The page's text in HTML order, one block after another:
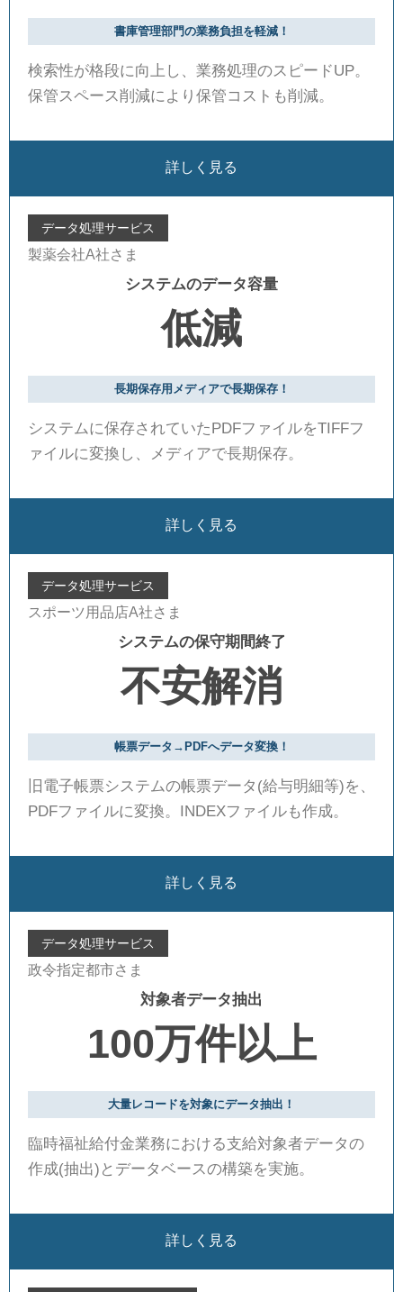
書庫管理部門の業務負担を軽減！
検索性が格段に向上し、業務処理のスピードUP。
保管スペース削減により保管コストも削減。
詳しく見る
データ処理サービス
製薬会社A社さま
システムのデータ容量
低減
長期保存用メディアで長期保存！
システムに保存されていたPDFファイルをTIFFフ
ァイルに変換し、メディアで長期保存。
詳しく見る
データ処理サービス
スポーツ用品店A社さま
システムの保守期間終了
不安解消
帳票データ→PDFへデータ変換！
旧電子帳票システムの帳票データ(給与明細等)を、
PDFファイルに変換。INDEXファイルも作成。
詳しく見る
データ処理サービス
政令指定都市さま
対象者データ抽出
100万件以上
大量レコードを対象にデータ抽出！
臨時福祉給付金業務における支給対象者データの
作成(抽出)とデータベースの構築を実施。
詳しく見る